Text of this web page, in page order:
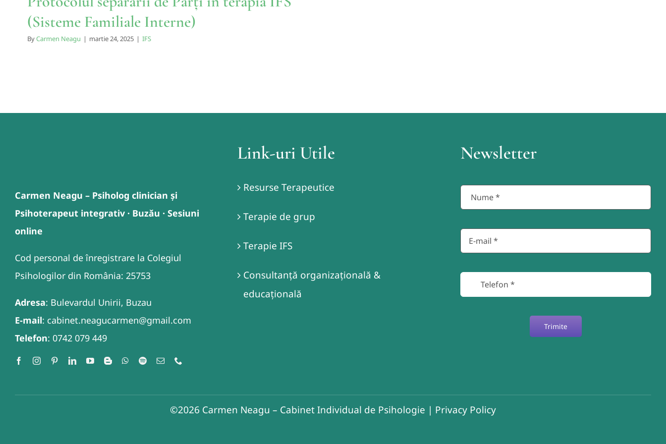
(Sisteme Familiale Interne)
ByCarmen Neagu | martie 24, 2025 | IFS
Carmen Neagu – Psiholog clinician și
Psihoterapeut integrativ · Buzău · Sesiuni
online
Cod personal de înregistrare la Colegiul
Psihologilor din România: 25753
Adresa: Bulevardul Unirii, Buzau
E-mail: cabinet.neagucarmen@gmail.com
Telefon: 0742 079 449
Link-uri Utile
Resurse Terapeutice
Terapie de grup
Terapie IFS
Consultanță organizațională &
educațională
Newsletter
Trimite
©2026 Carmen Neagu – Cabinet Individual de Psihologie | Privacy Policy